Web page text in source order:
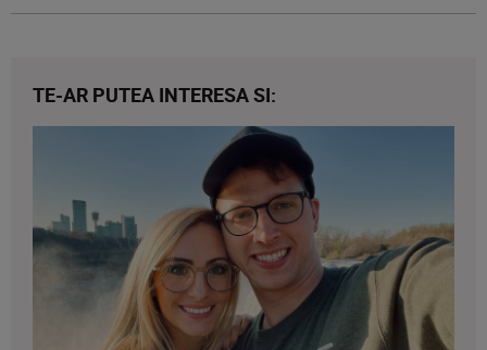
TE-AR PUTEA INTERESA SI: